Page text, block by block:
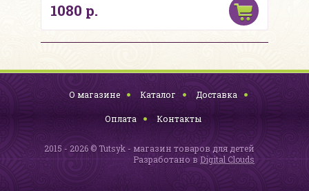
1080 р.
О магазине Каталог Доставка
Оплата Контакты
2015 - 2026 © Tutsyk - магазин товаров для детей
Разработано в Digital Clouds